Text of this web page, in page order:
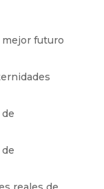
futuro